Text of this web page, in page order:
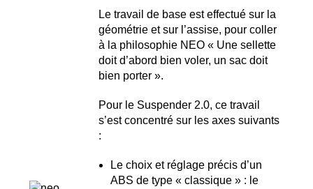
Le travail de base est effectué sur la
géométrie et sur l’assise, pour coller
à la philosophie NEO « Une sellette
doit d’abord bien voler, un sac doit
bien porter ».
Pour le Suspender 2.0, ce travail
s’est concentré sur les axes suivants
:
Le choix et réglage précis d’un
ABS de type « classique » : le